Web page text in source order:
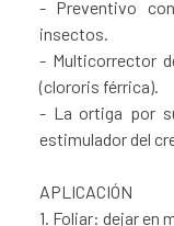
- Preventivo
insectos.
- Multicorrector
(clororis férrica).
- La ortiga por
estimulador del
APLICACIÓN
1. Foliar: dejar en